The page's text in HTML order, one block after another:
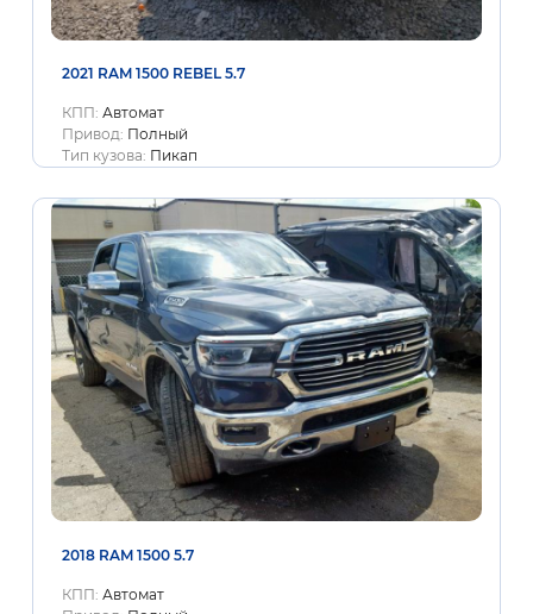
2021 RAM 1500 REBEL 5.7
КПП: Автомат
Привод: Полный
Тип кузова: Пикап
2018 RAM 1500 5.7
КПП: Автомат